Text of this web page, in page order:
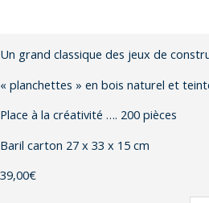
Un grand classique des jeux de
« planchettes » en bois naturel et
Place à la créativité …. 200 pièces
Baril carton 27 x 33 x 15 cm
39,00€